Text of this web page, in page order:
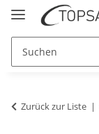
Zurück zur Liste